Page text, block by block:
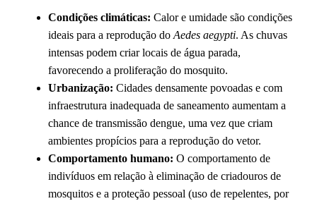
Condições climáticas: Calor e umidade são condições
ideais para a reprodução do Aedes aegypti. As chuvas
intensas podem criar locais de água parada,
favorecendo a proliferação do mosquito.
Urbanização: Cidades densamente povoadas e com
infraestrutura inadequada de saneamento aumentam a
chance de transmissão dengue, uma vez que criam
ambientes propícios para a reprodução do vetor.
Comportamento humano: O comportamento de
indivíduos em relação à eliminação de criadouros de
mosquitos e a proteção pessoal (uso de repelentes, por